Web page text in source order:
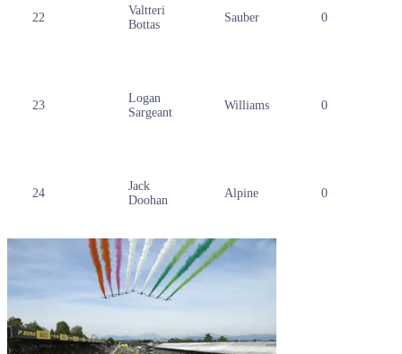
22
Valtteri
Bottas
Sauber 0
23
Logan
Sargeant
Williams 0
24
Jack
Doohan
Alpine 0